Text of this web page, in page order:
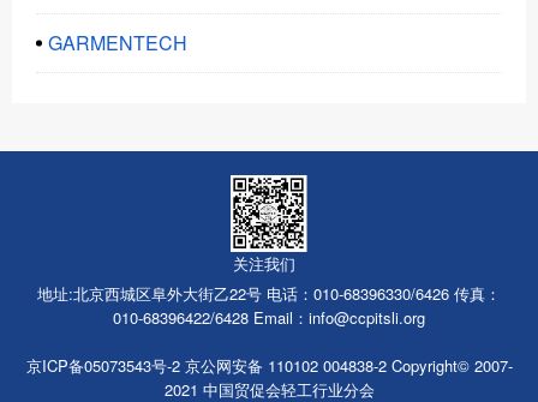
GARMENTECH
关注我们
地址:北京西城区阜外大街乙22号 电话：010-68396330/6426 传真：
010-68396422/6428 Email： info@ccpitsli.org
京ICP备05073543号-2 京公网安备 110102 004838-2 Copyright© 2007-
2021 中国贸促会轻工行业分会